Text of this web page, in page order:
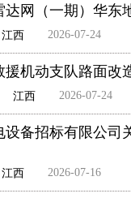
达网（一期）华东
江西 2026-07-24
援机动支队路面改
江西 2026-07-24
设备招标有限公司
江西 2026-07-16